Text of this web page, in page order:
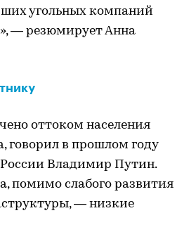
угольных компаний
— резюмирует Анна
оттоком населения
говорил в прошлом году
Владимир Путин.
помимо слабого развития
— низкие